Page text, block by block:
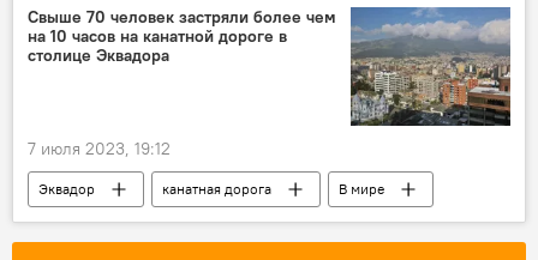
сотрудник
взятка
Свыше 70 человек застряли более чем
на 10 часов на канатной дороге в
столице Эквадора
7 июля 2023, 19:12
Эквадор канатная дорога В мире